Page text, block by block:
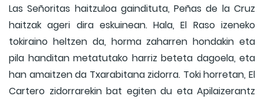
Las Señoritas haitzuloa gaindituta, Peñas de la Cruz
haitzak ageri dira eskuinean. Hala, El Raso izeneko
tokiraino heltzen da, horma zaharren hondakin eta
pila handitan metatutako harriz beteta dagoela, eta
han amaitzen da Txarabitana zidorra. Toki horretan, El
Cartero zidorrarekin bat egiten du eta Apilaizerantz